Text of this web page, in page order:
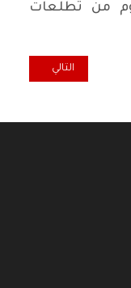
من تطلعات
قرصنة "إسرائيل" "أسطول
المقال التالي:
التالي